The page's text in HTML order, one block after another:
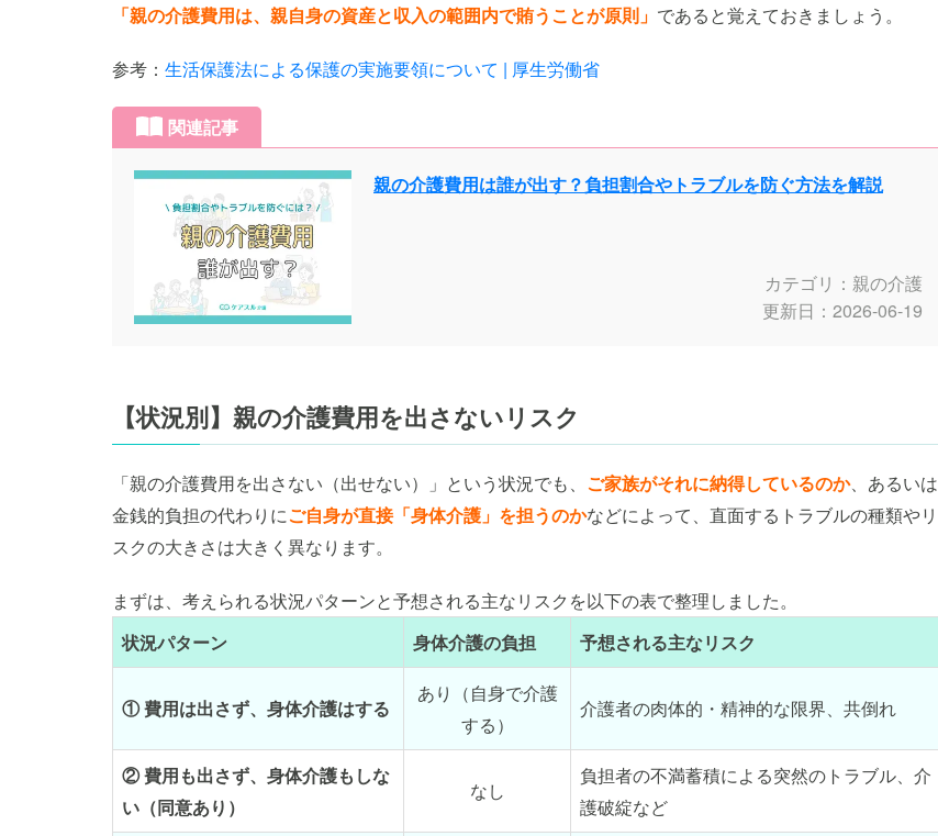
「親の介護費用は、親自身の資産と収入の範囲内で賄うことが原則」 であると覚えておきましょう。
参考： 生活保護法による保護の実施要領について | 厚生労働省
関連記事
親の介護費用は誰が出す？負担割合やトラブルを防ぐ方法を解説
カテゴリ：親の介護
更新日：2026-06-19
【状況別】親の介護費用を出さないリスク
「親の介護費用を出さない（出せない）」という状況でも、 ご家族がそれに納得しているのか、あるいは
金銭的負担の代わりにご自身が直接「身体介護」を担うのかなどによって、直面するトラブルの種類やリ
スクの大きさは大きく異なります。
まずは、考えられる状況パターンと予想される主なリスクを以下の表で整理しました。
状況パターン
身体介護の負担 予想される主なリスク
① 費用は出さず、身体介護はする
あり（自身で介護
する）
介護者の肉体的・精神的な限界、共倒れ
② 費用も出さず、身体介護もしな
い（同意あり）
なし
負担者の不満蓄積による突然のトラブル、介
護破綻など